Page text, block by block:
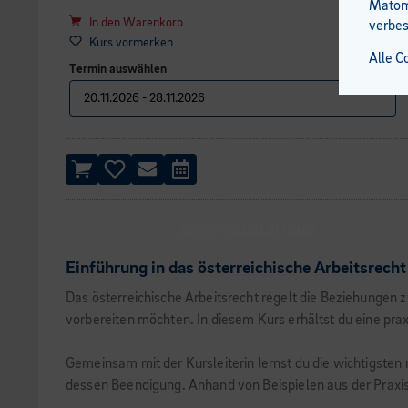
In den Warenkorb
Kurs vormerken
Termin auswählen
Einführung in das österreichische Arbeitsrecht
Das österreichische Arbeitsrecht regelt die
vorbereiten möchten. In diesem Kurs erhältst du eine
Gemeinsam mit der Kursleiterin lernst du die
dessen Beendigung. Anhand von Beispielen aus der
Alle